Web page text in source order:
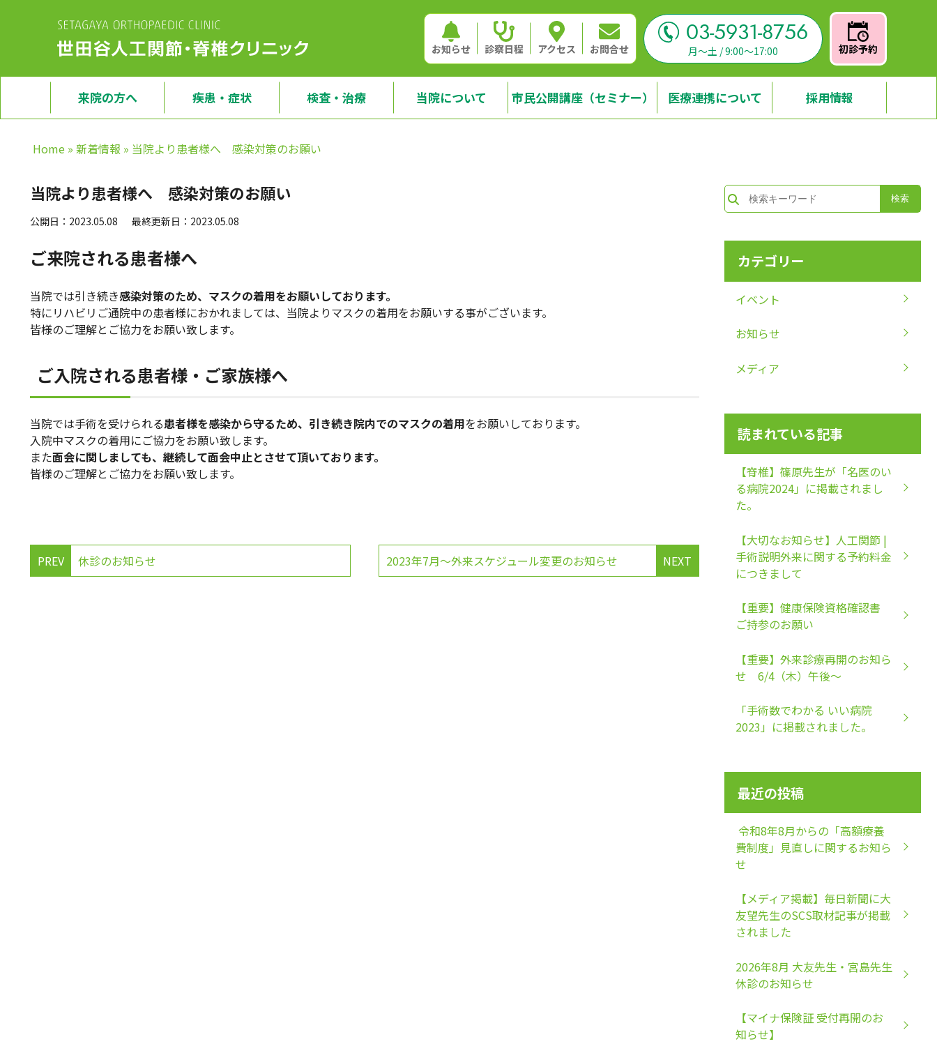
03-5931-8756
月～土 / 9:00～17:00 初診予約
お知らせ 診察日程 アクセス お問合せ
来院の方へ 疾患・症状 検査・治療 当院について 市民公開講座（セミナー） 医療連携について 採用情報
Home » 新着情報 » 当院より患者様へ 感染対策のお願い
当院より患者様へ 感染対策のお願い
公開日：2023.05.08 最終更新日：2023.05.08
ご来院される患者様へ
当院では引き続き感染対策のため、マスクの着用をお願いしております。
特にリハビリご通院中の患者様におかれましては、当院よりマスクの着用をお願いする事がございます。
皆様のご理解とご協力をお願い致します。
ご入院される患者様・ご家族様へ
当院では手術を受けられる患者様を感染から守るため、引き続き院内でのマスクの着用をお願いしております。
入院中マスクの着用にご協力をお願い致します。
また面会に関しましても、継続して面会中止とさせて頂いております。
皆様のご理解とご協力をお願い致します。
PREV 休診のお知らせ NEXT
2023年7月～外来スケジュール変更のお知らせ
カテゴリー
イベント
お知らせ
メディア
読まれている記事
【脊椎】篠原先生が「名医のい
る病院2024」に掲載されまし
た。
【大切なお知らせ】人工関節 |
手術説明外来に関する予約料金
につきまして
【重要】健康保険資格確認書
ご持参のお願い
【重要】外来診療再開のお知ら
せ 6/4（木）午後～
「手術数でわかる いい病院
2023」に掲載されました。
最近の投稿
令和8年8月からの「高額療養
費制度」見直しに関するお知ら
せ
【メディア掲載】毎日新聞に大
友望先生のSCS取材記事が掲載
されました
2026年8月 大友先生・宮島先生
休診のお知らせ
【マイナ保険証 受付再開のお
知らせ】